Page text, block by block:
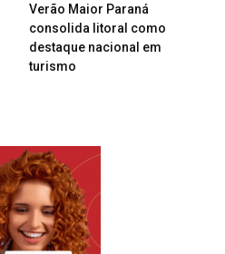
Verão Maior Paraná
consolida litoral como
destaque nacional em
turismo